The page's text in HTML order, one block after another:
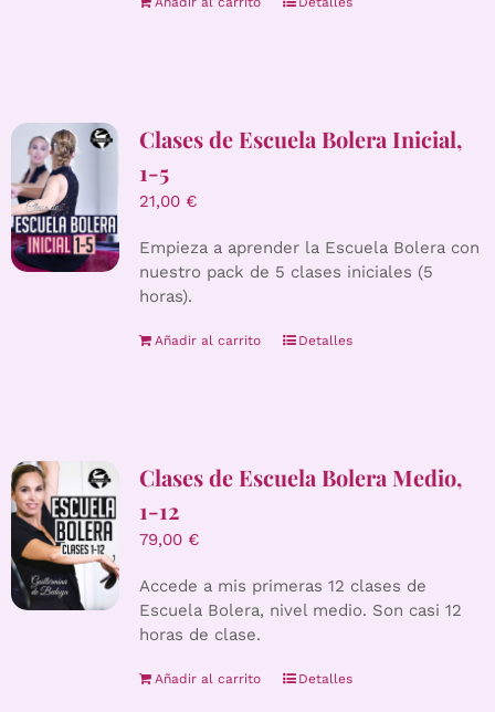
Clases de Escuela Bolera Inicial,
1-5
21,00 €
Empieza a aprender la Escuela Bolera con
nuestro pack de 5 clases iniciales (5
horas).
Añadir al carrito Detalles
Clases de Escuela Bolera Medio,
1-12
79,00 €
Accede a mis primeras 12 clases de
Escuela Bolera, nivel medio. Son casi 12
horas de clase.
Añadir al carrito Detalles